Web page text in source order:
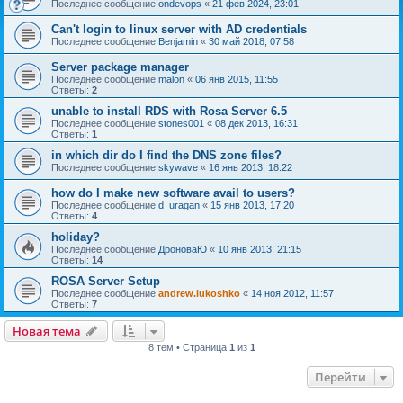
Последнее сообщение ondevops « 21 фев 2024, 23:01
Can't login to linux server with AD credentials
Последнее сообщение Benjamin « 30 май 2018, 07:58
Server package manager
Последнее сообщение malon « 06 янв 2015, 11:55
Ответы: 2
unable to install RDS with Rosa Server 6.5
Последнее сообщение stones001 « 08 дек 2013, 16:31
Ответы: 1
in which dir do I find the DNS zone files?
Последнее сообщение skywave « 16 янв 2013, 18:22
how do I make new software avail to users?
Последнее сообщение d_uragan « 15 янв 2013, 17:20
Ответы: 4
holiday?
Последнее сообщение ДроноваЮ « 10 янв 2013, 21:15
Ответы: 14
ROSA Server Setup
Последнее сообщение andrew.lukoshko « 14 ноя 2012, 11:57
Ответы: 7
Новая тема
8 тем • Страница 1 из 1
Перейти